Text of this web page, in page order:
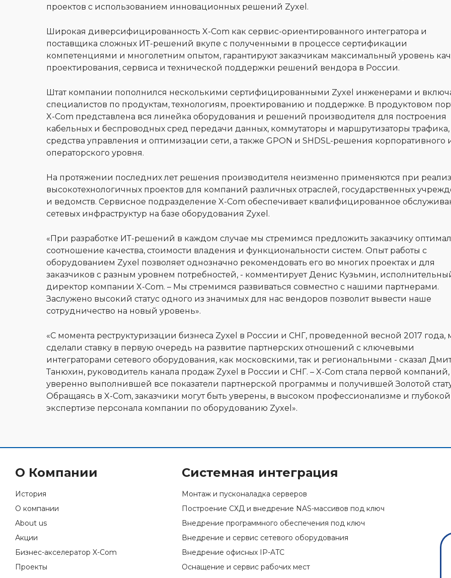
проектов с использованием инновационных решений Zyxel.
Широкая диверсифицированность X-Com как сервис-ориентированного интегратора и
поставщика сложных ИТ-решений вкупе с полученными в процессе сертификации
компетенциями и многолетним опытом, гарантируют заказчикам максимальный уровень
проектирования, сервиса и технической поддержки решений вендора в России.
Штат компании пополнился несколькими сертифицированными Zyxel инженерами и
специалистов по продуктам, технологиям, проектированию и поддержке. В продуктовом
X-Com представлена вся линейка оборудования и решений производителя для построения
кабельных и беспроводных сред передачи данных, коммутаторы и маршрутизаторы трафика,
средства управления и оптимизации сети, а также GPON и SHDSL-решения корпоративного
операторского уровня.
На протяжении последних лет решения производителя неизменно применяются при
высокотехнологичных проектов для компаний различных отраслей, государственных
и ведомств. Сервисное подразделение X-Com обеспечивает квалифицированное
сетевых инфраструктур на базе оборудования Zyxel.
«При разработке ИТ-решений в каждом случае мы стремимся предложить заказчику
соотношение качества, стоимости владения и функциональности систем. Опыт работы с
оборудованием Zyxel позволяет однозначно рекомендовать его во многих проектах и для
заказчиков с разным уровнем потребностей, - комментирует Денис Кузьмин,
директор компании X-Com. – Мы стремимся развиваться совместно с нашими партнерами.
Заслужено высокий статус одного из значимых для нас вендоров позволит вывести наше
сотрудничество на новый уровень».
«С момента реструктуризации бизнеса Zyxel в России и СНГ, проведенной весной 2017 года,
сделали ставку в первую очередь на развитие партнерских отношений с ключевыми
интеграторами сетевого оборудования, как московскими, так и региональными - сказал
Танюхин, руководитель канала продаж Zyxel в России и СНГ. – X-Com стала первой компаний,
уверенно выполнившей все показатели партнерской программы и получившей Золотой
Обращаясь в X-Com, заказчики могут быть уверены, в высоком профессионализме и глубокой
экспертизе персонала компании по оборудованию Zyxel».
О Компании
История
О компании
About us
Акции
Бизнес-акселератор X-Com
Проекты
Системная интеграция
Монтаж и пусконаладка серверов
Построение СХД и внедрение NAS-массивов под ключ
Внедрение программного обеспечения под ключ
Внедрение и сервис сетевого оборудования
Внедрение офисных IP-ATC
Оснащение и сервис рабочих мест